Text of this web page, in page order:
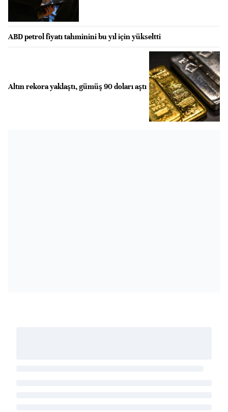
ABD petrol fiyatı tahminini bu yıl için yükseltti
Altın rekora yaklaştı, gümüş 90 doları aştı